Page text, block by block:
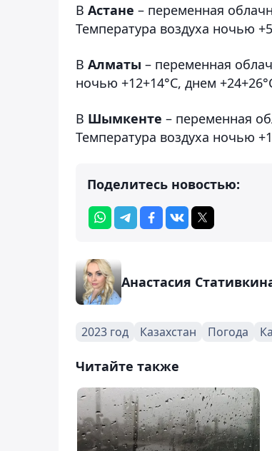
В Астане – переменная
Температура воздуха ночью
В Алматы – переменная
ночью +12+14°С, днем
В Шымкенте – переменная
Температура воздуха ночью
Поделитесь новостью:
Анастасия
2023 год Казахстан Погода
Читайте также